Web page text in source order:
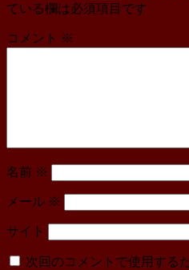
ている欄は必須項目です
コメント ※
名前 ※
メール ※
サイト
次回のコメントで使用する